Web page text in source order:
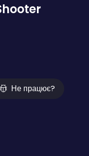
Не працює?